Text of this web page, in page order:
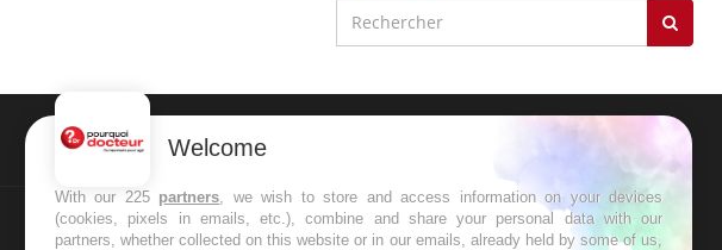
NEWSLETTER
Recevez toutes les semaines les meilleures
infos santé
Welcome
With our 225 partners, we wish to store and access information on your devices
(cookies, pixels in emails, etc.), combine and share your personal data with our
partners, whether collected on this website or in our emails, already held by some of us,